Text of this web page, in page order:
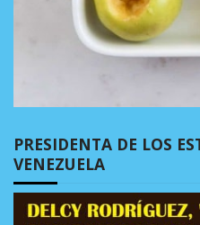
PRESIDENTA DE LOS
VENEZUELA